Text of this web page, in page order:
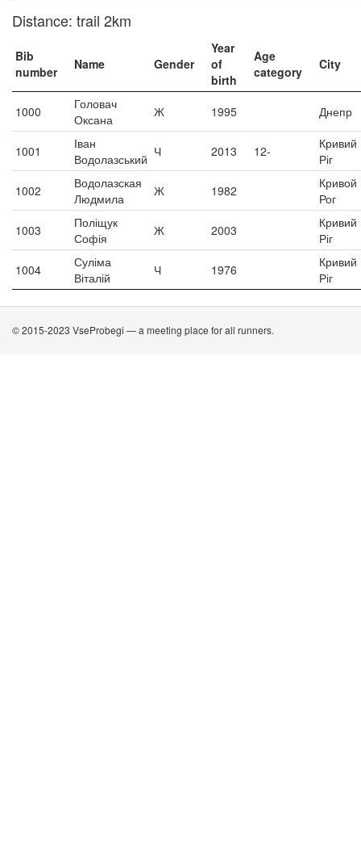
Distance: trail 2km
Bib
number
Name Gender
Year
of
birth
Age
category
City
1000
Головач
Оксана
Ж 1995 Днепр
1001
Іван
Водолазський Ч 2013 12-
Кривий
Ріг
1002
Водолазская
Людмила
Ж 1982
Кривой
Рог
1003
Поліщук
Софія
Ж 2003
Кривий
Ріг
1004
Суліма
Віталій
Ч 1976
Кривий
Ріг
© 2015-2023 VseProbegi — a meeting place for all runners.